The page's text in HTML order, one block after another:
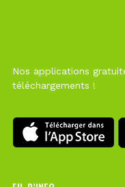
Nos applications
téléchargements !